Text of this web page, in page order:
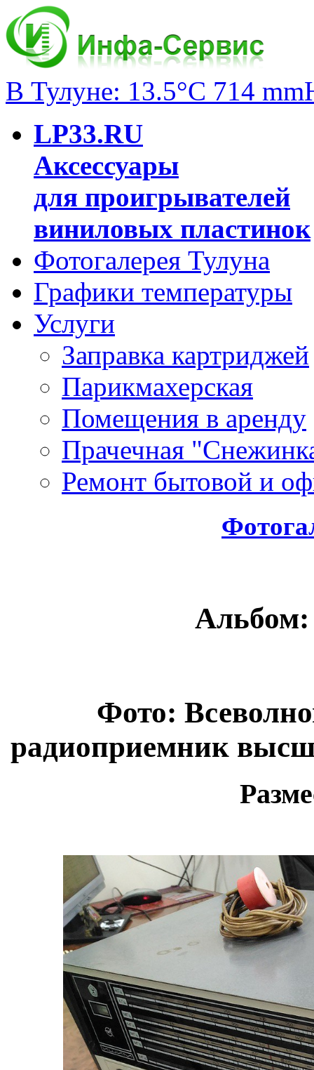
В Тулуне: 13.5°C 714
LP33.RU
Аксессуары
для проигрывателей
виниловых пластинок
Фотогалерея Тулуна
Графики температуры
Услуги
Заправка картриджей
Парикмахерская
Помещения в аренду
Прачечная
Ремонт бытовой и
Фото:
радиоприемник